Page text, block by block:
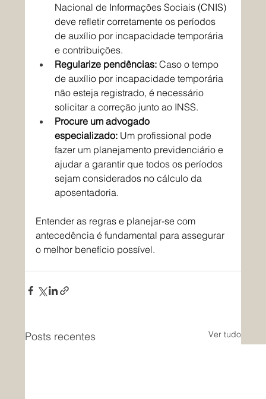
Nacional de Informações Sociais (CNIS)
deve refletir corretamente os períodos
de auxílio por incapacidade temporária
e contribuições.
Regularize pendências: Caso o tempo
de auxílio por incapacidade temporária
não esteja registrado, é necessário
solicitar a correção junto ao INSS.
Procure um advogado
especializado: Um profissional pode
fazer um planejamento previdenciário e
ajudar a garantir que todos os períodos
sejam considerados no cálculo da
aposentadoria.
Entender as regras e planejar-se com
antecedência é fundamental para assegurar
o melhor benefício possível.
Posts recentes Ver tudo